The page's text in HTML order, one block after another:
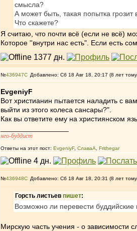
смысла?
А может быть, такая попытка
Что скажете?
Я считаю, что почти всё (если не всё)
Которое ''внутри нас есть". Если есть
№436947 Добавлено: Сб 18 Авг 18, 20:17 (8 лет
EvgeniyF
Вот христианин пытается наладить с
выйти из этого колеса сансары?".
Как вы ответите ему на християнском
нео-буддист
Ответы на этот пост: EvgeniyF, СлаваА Frithegar
№436948 Добавлено: Сб 18 Авг 18, 20:31 (8 лет
Горсть листьев пишет:
Возможно ли перевести буддийские
Мирскую часть учения - о зависимости